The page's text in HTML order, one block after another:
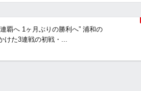
覇へ 1ヶ月ぶりの勝利へ” 浦和の
けた3連戦の初戦・...